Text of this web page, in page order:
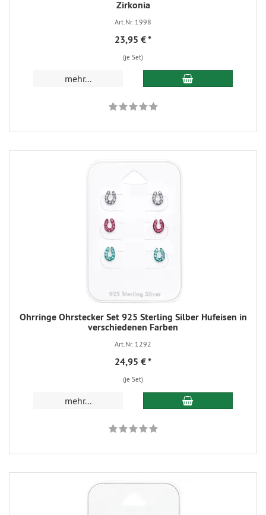
Zirkonia
Art.Nr. 1998
23,95 €*
(je Set)
mehr...
Ohrringe Ohrstecker Set 925 Sterling Silber Hufeisen in
verschiedenen Farben
Art.Nr. 1292
24,95 €*
(je Set)
mehr...